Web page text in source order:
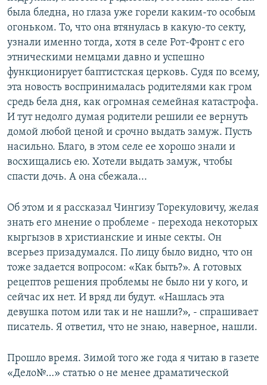
была бледна, но глаза уже горели каким-то особым
огоньком. То, что она втянулась в какую-то секту,
узнали именно тогда, хотя в селе Рот-Фронт с его
этническими немцами давно и успешно
функционирует баптистская церковь. Судя по всему,
эта новость воспринималась родителями как гром
средь бела дня, как огромная семейная катастрофа.
И тут недолго думая родители решили ее вернуть
домой любой ценой и срочно выдать замуж. Пусть
насильно. Благо, в этом селе ее хорошо знали и
восхищались ею. Хотели выдать замуж, чтобы
спасти дочь. А она сбежала...
Об этом и я рассказал Чингизу Торекуловичу, желая
знать его мнение о проблеме - перехода некоторых
кыргызов в христианские и иные секты. Он
всерьез призадумался. По лицу было видно, что он
тоже задается вопросом: «Как быть?». А готовых
рецептов решения проблемы не было ни у кого, и
сейчас их нет. И вряд ли будут. «Нашлась эта
девушка потом или так и не нашли?», - спрашивает
писатель. Я ответил, что не знаю, наверное, нашли.
Прошло время. Зимой того же года я читаю в газете
«Дело№…» статью о не менее драматической